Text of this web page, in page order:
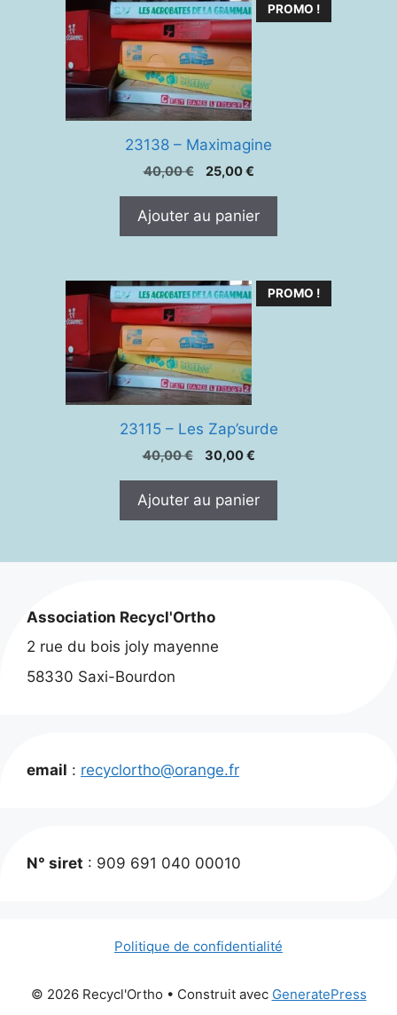
PROMO !
23138 – Maximagine
40,00€
Le
était :
25,00€Le
est :
Ajouter au panier
PROMO !
23115 – Les Zap’surde
40,00€
Le
était :
30,00€Le
est :
Ajouter au panier
Association Recycl'Ortho
2 rue du bois joly mayenne
58330 Saxi-Bourdon
email : recyclortho@orange.fr
N° siret : 909 691 040 00010
Politique de confidentialité
© 2026 Recycl'Ortho • Construit avec GeneratePress